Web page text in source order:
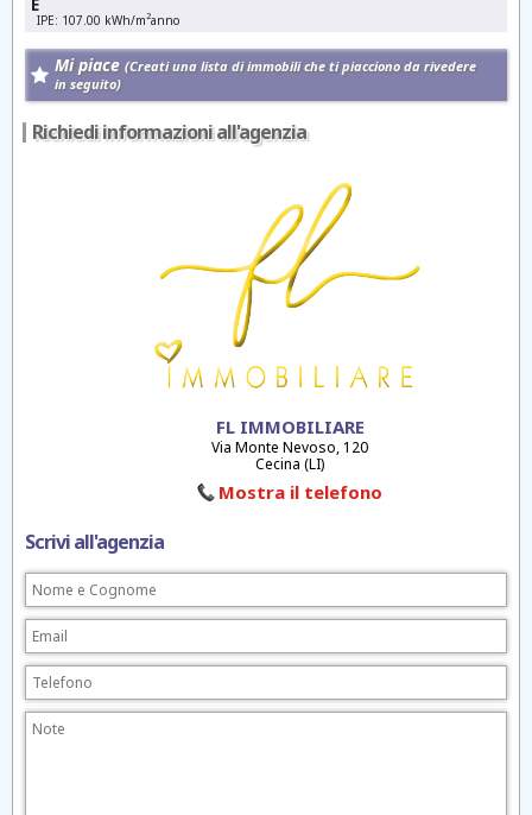
IPE: 107.00 kWh/m2anno
Mi piace (Creati una lista di immobili che ti piacciono da rivedere
in seguito)
Richiedi informazioni all'agenzia
FL IMMOBILIARE
Via Monte Nevoso, 120
Cecina (LI)
Mostra il telefono
Scrivi all'agenzia